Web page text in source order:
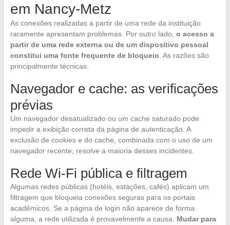
em Nancy-Metz
As conexões realizadas a partir de uma rede da instituição
raramente apresentam problemas. Por outro lado, o acesso a
partir de uma rede externa ou de um dispositivo pessoal
constitui uma fonte frequente de bloqueio. As razões são
principalmente técnicas.
Navegador e cache: as verificações
prévias
Um navegador desatualizado ou um cache saturado pode
impedir a exibição correta da página de autenticação. A
exclusão de cookies e do cache, combinada com o uso de um
navegador recente, resolve a maioria desses incidentes.
Rede Wi-Fi pública e filtragem
Algumas redes públicas (hotéis, estações, cafés) aplicam um
filtragem que bloqueia conexões seguras para os portais
acadêmicos. Se a página de login não aparece de forma
alguma, a rede utilizada é provavelmente a causa. Mudar para